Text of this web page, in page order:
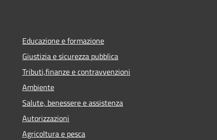
Educazione e formazione
Giustizia e sicurezza pubblica
Tributi,finanze e contravvenzioni
Ambiente
Salute, benessere e assistenza
Autorizzazioni
Agricoltura e pesca